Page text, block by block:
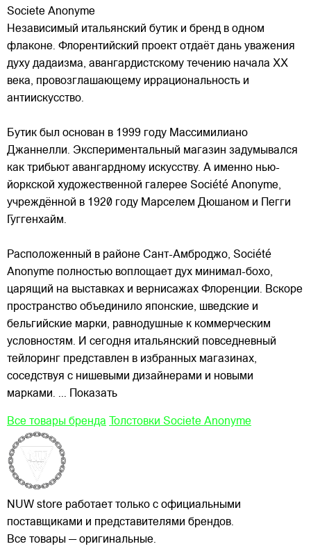
Societe Anonyme
Независимый итальянский бутик и бренд в одном
флаконе. Флорентийский проект отдаёт дань уважения
духу дадаизма, авангардистскому течению начала XX
века, провозглашающему иррациональность и
антиискусство.
Бутик был основан в 1999 году Массимилиано
Джаннелли. Экспериментальный магазин задумывался
как трибьют авангардному искусству. А именно нью-
йоркской художественной галерее Société Anonyme,
учреждённой в 1920 году Марселем Дюшаном и Пегги
Гуггенхайм.
Расположенный в районе Сант-Амброджо, Société
Anonyme полностью воплощает дух минимал-бохо,
царящий на выставках и вернисажах Флоренции. Вскоре
пространство объединило японские, шведские и
бельгийские марки, равнодушные к коммерческим
условностям. И сегодня итальянский повседневный
тейлоринг представлен в избранных магазинах,
соседствуя с нишевыми дизайнерами и новыми
марками. ... Показать
Все товары бренда Толстовки Societe Anonyme
NUW store работает только с официальными
поставщиками и представителями брендов.
Все товары — оригинальные.